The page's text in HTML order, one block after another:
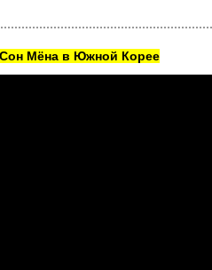
Мёна в Южной Корее